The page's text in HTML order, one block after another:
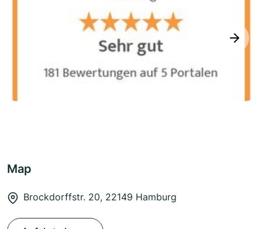
next
Map
Brockdorffstr. 20, 22149 Hamburg